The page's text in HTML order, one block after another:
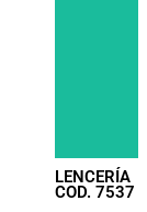
LENCERÍA
COD. 7537